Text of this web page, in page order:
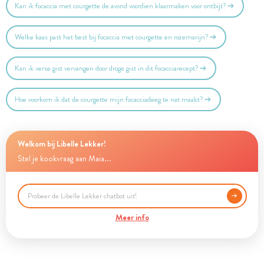
Kan ik focaccia met courgette de avond voordien klaarmaken voor ontbijt?
Welke kaas past het best bij focaccia met courgette en rozemarijn?
Kan ik verse gist vervangen door droge gist in dit focacciarecept?
Hoe voorkom ik dat de courgette mijn focacciadeeg te nat maakt?
Welkom bij Libelle Lekker!
Stel je kookvraag aan Maia...
Meer info